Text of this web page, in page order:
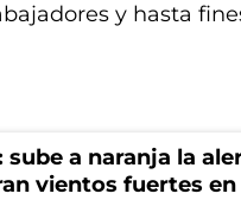
y hasta
sube a naranja la
vientos fuertes